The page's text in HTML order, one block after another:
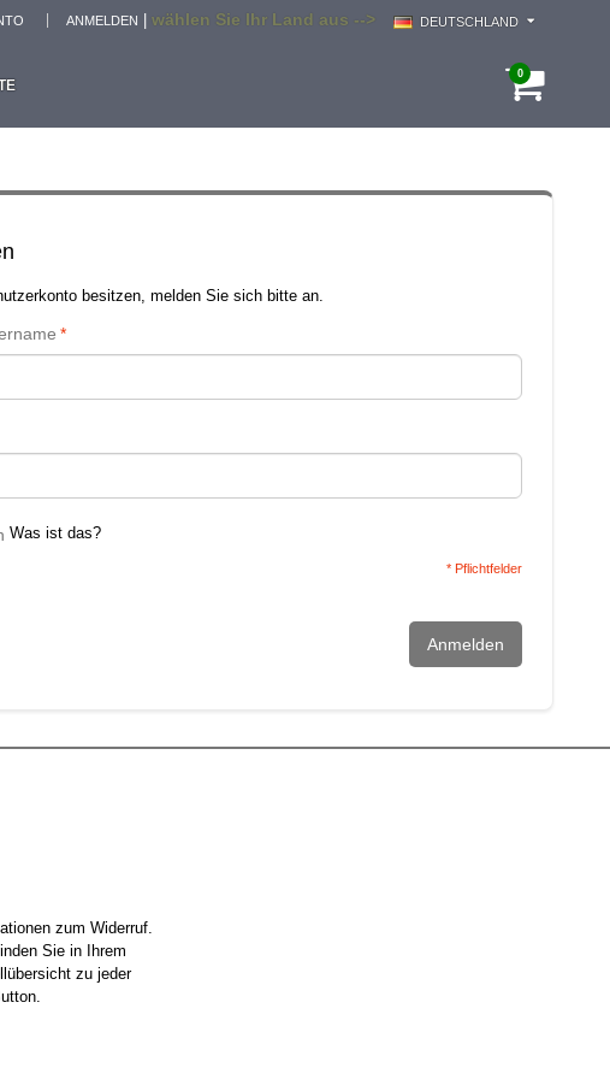
wählen Sie Ihr Land aus --> DEUTSCHLAND
ANMELDEN
0
besitzen, melden Sie sich bitte an.
*
Was ist das?
* Pflichtfelder
Anmelden
zum Widerruf.
Sie in Ihrem
zu jeder